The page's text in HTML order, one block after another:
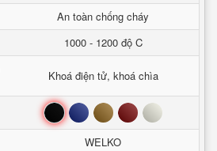
An toàn chống cháy
1000 - 1200 độ C
Khoá điện tử, khoá chìa
Đen Xanh Nâu Đỏ Trắng
WELKO